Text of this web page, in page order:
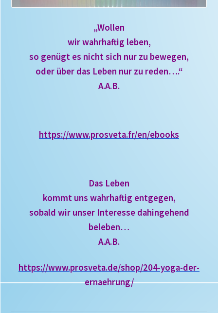
„Wollen
wir wahrhaftig leben,
so genügt es nicht sich nur zu bewegen,
oder über das Leben nur zu reden….“
A.A.B.
https://www.prosveta.fr/en/ebooks
Das Leben
kommt uns wahrhaftig entgegen,
sobald wir unser Interesse dahingehend
beleben…
A.A.B.
https://www.prosveta.de/shop/204-yoga-der-
ernaehrung/